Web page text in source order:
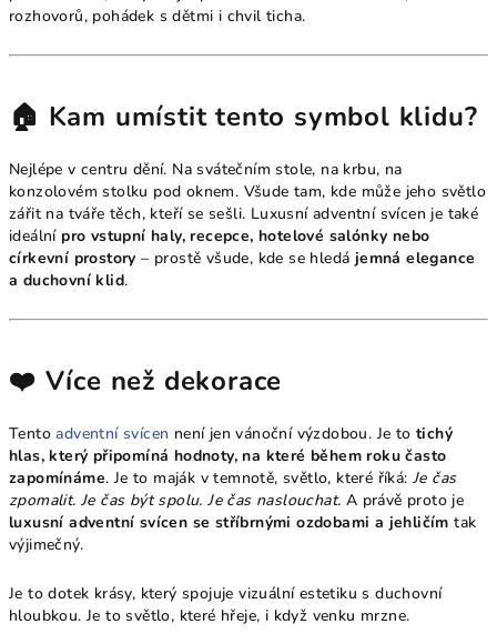
rozhovorů, pohádek s dětmi i chvil ticha.
🏠 Kam umístit tento symbol klidu?
Nejlépe v centru dění. Na svátečním stole, na krbu, na
konzolovém stolku pod oknem. Všude tam, kde může jeho světlo
zářit na tváře těch, kteří se sešli. Luxusní adventní svícen je také
ideální pro vstupní haly, recepce, hotelové salónky nebo
církevní prostory – prostě všude, kde se hledá jemná elegance
a duchovní klid.
❤️ Více než dekorace
Tentoadventní svícen není jen vánoční výzdobou. Je totichý
hlas, který připomíná hodnoty, na které během roku často
zapomínáme. Je to maják v temnotě, světlo, které říká:Je čas
zpomalit. Je čas být spolu. Je čas naslouchat. A právě proto je
luxusní adventní svícen se stříbrnými ozdobami a jehličím tak
výjimečný.
Je to dotek krásy, který spojuje vizuální estetiku s duchovní
hloubkou. Je to světlo, které hřeje, i když venku mrzne.